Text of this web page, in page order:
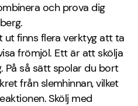
och prova dig
finns flera verktyg att ta
frömjöl. Ett är att skölja
På så sätt spolar du bort
från slemhinnan, vilket
Skölj med